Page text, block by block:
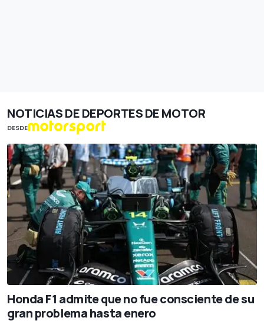
NOTICIAS DE DEPORTES DE MOTOR
DESDE
Honda F1 admite que no fue consciente de su
gran problema hasta enero